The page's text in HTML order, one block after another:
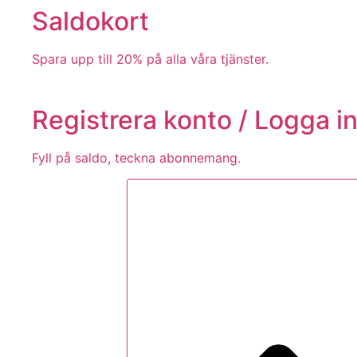
Saldokort
Spara upp till 20% på alla våra tjänster.
Registrera konto / Logga in
Fyll på saldo, teckna abonnemang.